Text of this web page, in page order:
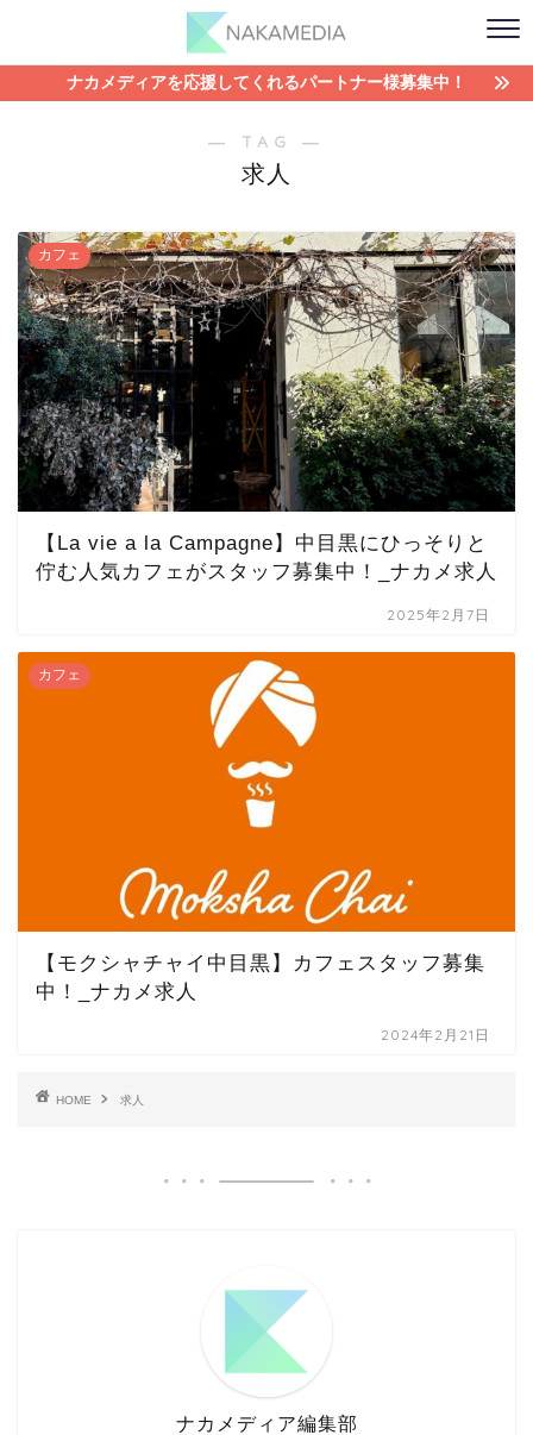
ナカメディアを応援してくれるパートナー様募集中！
― TAG ―
求人
カフェ
【La vie a la Campagne】中目黒にひっそりと
佇む人気カフェがスタッフ募集中！_ナカメ求人
2025年2月7日
カフェ
【モクシャチャイ中目黒】カフェスタッフ募集
中！_ナカメ求人
2024年2月21日
HOME 求人
ナカメディア編集部